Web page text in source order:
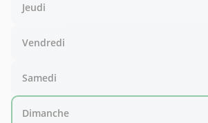
Jeudi
Vendredi
Samedi
Dimanche